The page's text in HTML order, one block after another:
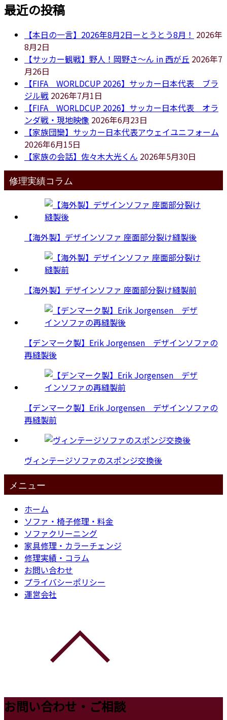
最近の投稿
【本日の一言】2026年8月2日ーとうとう8月！ 2026年
8月2日
【サッカー観戦】野人！岡野さ～ん in 西が丘 2026年7
月26日
【FIFA WORLDCUP 2026】サッカー日本代表 ブラ
ジル戦 2026年7月1日
【FIFA WORLDCUP 2026】サッカー日本代表 オラ
ンダ戦・現地映像 2026年6月23日
【家族団欒】サッカー日本代表アウェイユニフォーム
2026年6月15日
【家族の会話】佐々木大光くん 2026年5月30日
修理実績コラム
【海外製】デザインソファ 座面部分裂け縫製後
【海外製】デザインソファ 座面部分裂け縫製前
【デンマーク製】Erik Jorgensen デザインソファの
再縫製後
【デンマーク製】Erik Jorgensen デザインソファの
再縫製前
ヴィンテージソファのスポンジ交換後
メニュー
ホーム
ソファ・椅子修理・料金
ソファクリーニング
家具修理・カラーチェンジ
修理実績・コラム
お問い合わせ
プライバシーポリシー
運営会社
お問い合わせ・ご相談